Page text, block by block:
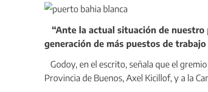
“Ante la actual situación de nuestro
generación de más puestos de
Godoy, en el escrito, señala que el
Provincia de Buenos, Axel Kicillof, y a la